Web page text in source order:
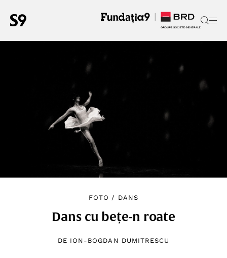
FOTO / DANS
Dans cu bețe-n roate
DE ION-BOGDAN DUMITRESCU